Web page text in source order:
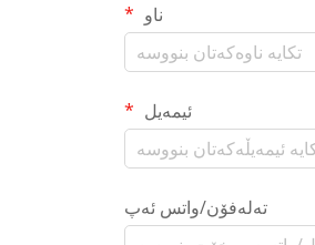
ناو
ئیمەیل
تەلەفۆن/واتس ئەپ